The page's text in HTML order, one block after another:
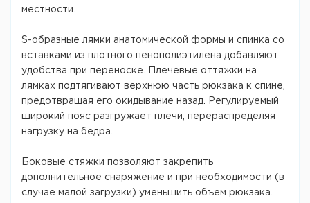
местности.
S-образные лямки анатомической формы и спинка со
вставками из плотного пенополиэтилена добавляют
удобства при переноске. Плечевые оттяжки на
лямках подтягивают верхнюю часть рюкзака к спине,
предотвращая его окидывание назад. Регулируемый
широкий пояс разгружает плечи, перераспределяя
нагрузку на бедра.
Боковые стяжки позволяют закрепить
дополнительное снаряжение и при необходимости (в
случае малой загрузки) уменьшить объем рюкзака.